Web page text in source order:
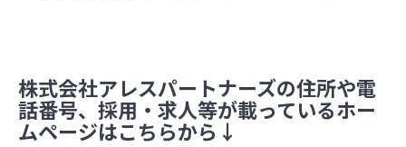
株式会社アレスパートナーズの住所や電
話番号、採用・求人等が載っているホー
ムページはこちらから↓